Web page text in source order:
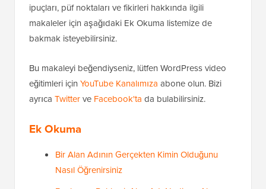
ipuçları, püf noktaları ve fikirleri hakkında ilgili
makaleler için aşağıdaki Ek Okuma listemize de
bakmak isteyebilirsiniz.
Bu makaleyi beğendiyseniz, lütfen WordPress video
eğitimleri için YouTube Kanalımıza abone olun. Bizi
ayrıca Twitterve Facebook'ta da bulabilirsiniz.
Ek Okuma
Bir Alan Adının Gerçekten Kimin Olduğunu
Nasıl Öğrenirsiniz